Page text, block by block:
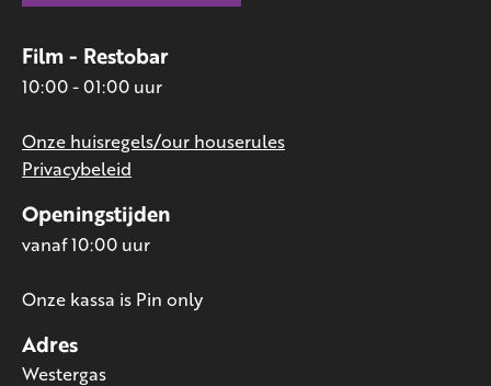
Adres
Westergas
Openingstijden
vanaf 10:00 uur
Onze kassa is Pin only
Film - Restobar
10:00 - 01:00 uur
Onze huisregels/our houserules
Privacybeleid